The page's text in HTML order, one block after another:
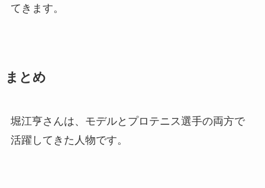
てきます。
まとめ
堀江亨さんは、モデルとプロテニス選手の両方で
活躍してきた人物です。